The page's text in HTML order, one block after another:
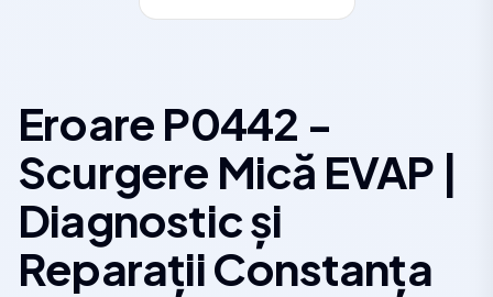
Eroare P0442 -
Scurgere Mică EVAP |
Diagnostic și
Reparații Constanța